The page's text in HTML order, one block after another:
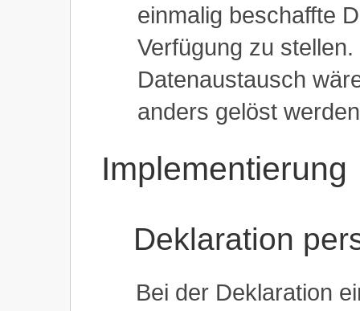
einmalig beschaffte
Verfügung zu
Datenaustausch
anders gelöst
Implementierung
Deklaration
Bei der Deklaration